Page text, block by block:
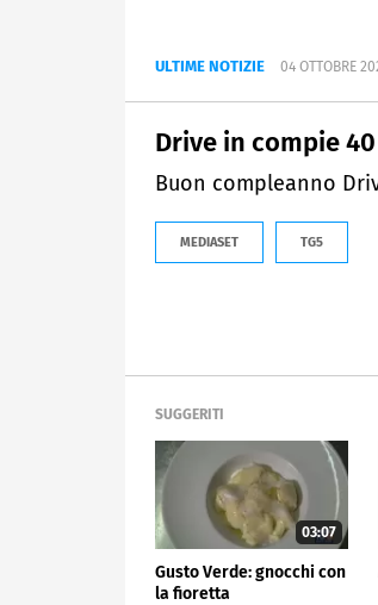
ULTIME NOTIZIE 04 OTTOBRE
Drive in compie
Buon compleanno
MEDIASET TG5
SUGGERITI
03:07
Gusto Verde: gnocchi con
la fioretta